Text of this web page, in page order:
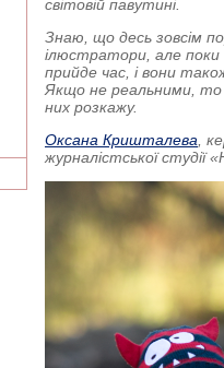
світовій павутині.
Знаю, що десь зовсім
ілюстратори, але
прийде час, і вони
Якщо не реальними, то
них розкажу.
Оксана Кришталева ,
журналістської студії